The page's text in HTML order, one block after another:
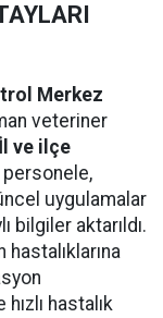
Merkez
veteriner
İl ve ilçe
uygulamalar
bilgiler aktarıldı.
hastalıklarına
hastalık